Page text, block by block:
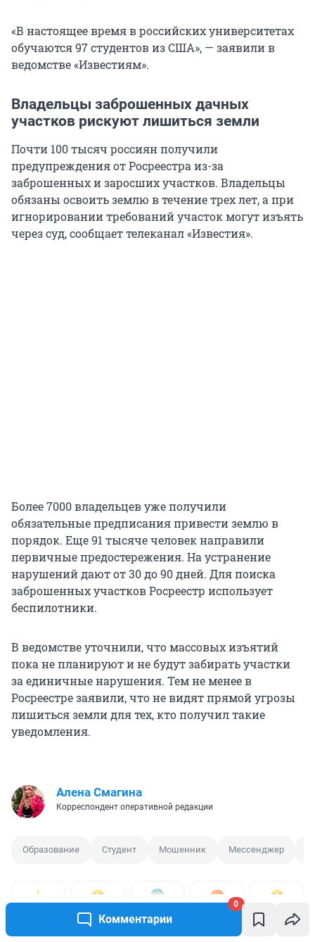
Комментарии
0
«В настоящее время в российских университетах
обучаются 97 студентов из США», — заявили в
ведомстве «Известиям».
Владельцы заброшенных дачных
участков рискуют лишиться земли
Почти 100 тысяч россиян получили
предупреждения от Росреестра из-за
заброшенных и заросших участков. Владельцы
обязаны освоить землю в течение трех лет, а при
игнорировании требований участок могут изъять
через суд, сообщает телеканал «Известия».
Более 7000 владельцев уже получили
обязательные предписания привести землю в
порядок. Еще 91 тысяче человек направили
первичные предостережения. На устранение
нарушений дают от 30 до 90 дней. Для поиска
заброшенных участков Росреестр использует
беспилотники.
В ведомстве уточнили, что массовых изъятий
пока не планируют и не будут забирать участки
за единичные нарушения. Тем не менее в
Росреестре заявили, что не видят прямой угрозы
лишиться земли для тех, кто получил такие
уведомления.
Алена Смагина
Корреспондент оперативной редакции
Образование Студент Мошенник Мессенджер
0